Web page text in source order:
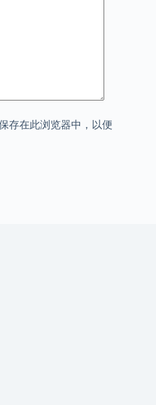
存在此浏览器中，以便